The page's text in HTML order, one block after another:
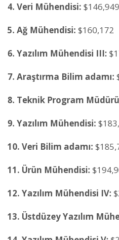
4. Veri Mühendisi: $146,949
5. Ağ Mühendisi: $160,172
6. Yazılım Mühendisi III:
7. Araştırma Bilim adamı:
8. Teknik Program
9. Yazılım Mühendisi:
10. Veri Bilim adamı:
11. Ürün Mühendisi:
12. Yazılım Mühendisi IV:
13. Üstdüzey Yazılım